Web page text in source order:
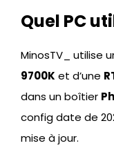
Quel PC
MinosTV_ utilise
9700K et d’une
dans un boîtier
config date de
mise à jour.